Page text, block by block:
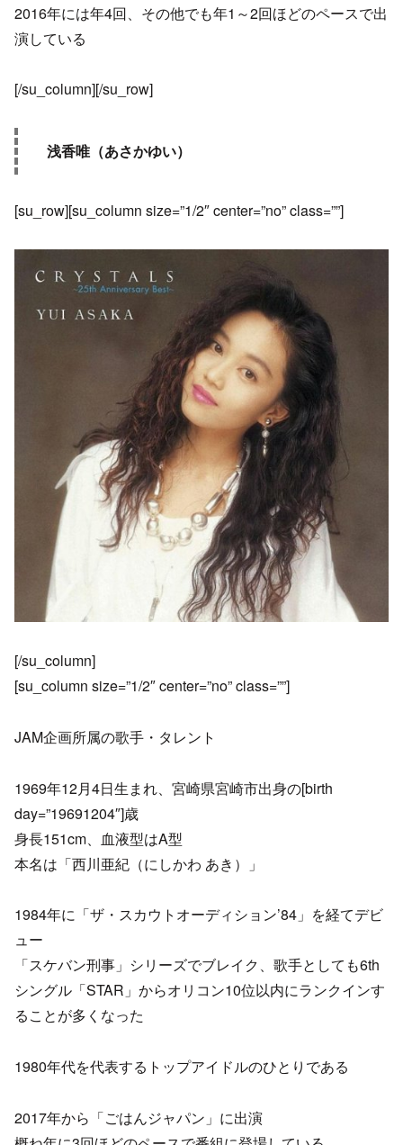
2016年には年4回、その他でも年1～2回ほどのペースで出
演している
[/su_column][/su_row]
浅香唯（あさかゆい）
[su_row][su_column size=”1/2″ center=”no” class=””]
[/su_column]
[su_column size=”1/2″ center=”no” class=””]
JAM企画所属の歌手・タレント
1969年12月4日生まれ、宮崎県宮崎市出身の[birth
day=”19691204″]歳
身長151cm、血液型はA型
本名は「西川亜紀（にしかわ あき）」
1984年に「ザ・スカウトオーディション’84」を経てデビ
ュー
「スケバン刑事」シリーズでブレイク、歌手としても6th
シングル「STAR」からオリコン10位以内にランクインす
ることが多くなった
1980年代を代表するトップアイドルのひとりである
2017年から「ごはんジャパン」に出演